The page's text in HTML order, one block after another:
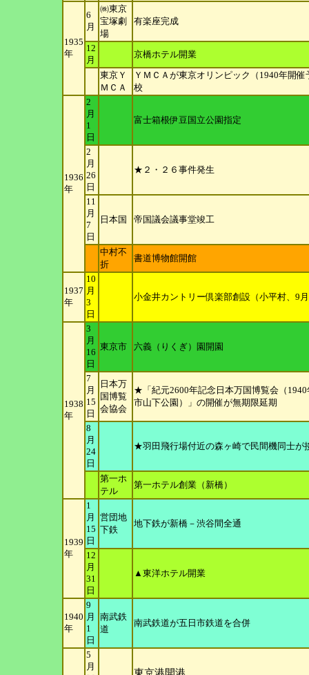
1935
年
6
月
㈱東京
宝塚劇
場
有楽座完成
12
月
京橋ホテル開業
東京Ｙ
ＭＣＡ
ＹＭＣＡが東京オリンピック（1940年開
校
1936
年
2
月
1
日
富士箱根伊豆国立公園指定
2
月
26
日
★２・２６事件発生
11
月
7
日
日本国 帝国議会議事堂竣工
中村不
折
書道博物館開館
1937
年
10
月
3
日
小金井カントリー倶楽部創設（小平村、9
1938
年
3
月
16
日
東京市 六義（りくぎ）園開園
7
月
15
日
日本万
国博覧
会協会
★「紀元2600年記念日本万国博覧会（
市山下公園）」の開催が無期限延期
8
月
24
日
★羽田飛行場付近の森ヶ崎で民間機同士が
第一ホ
テル
第一ホテル創業（新橋）
1939
年
1
月
15
日
営団地
下鉄
地下鉄が新橋－渋谷間全通
12
月
31
日
▲東洋ホテル開業
1940
年
9
月
1
日
南武鉄
道
南武鉄道が五日市鉄道を合併
5
月